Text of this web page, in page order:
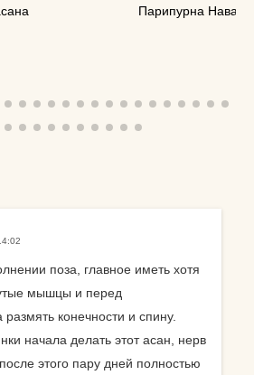
Парипурна
поза, главное иметь хотя
мышцы и перед
конечности и спину.
начала делать этот асан, нерв
этого пару дней полностью